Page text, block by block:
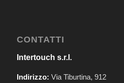
CONTATTI
Intertouch s.r.l.
Indirizzo: Via Tiburtina, 912